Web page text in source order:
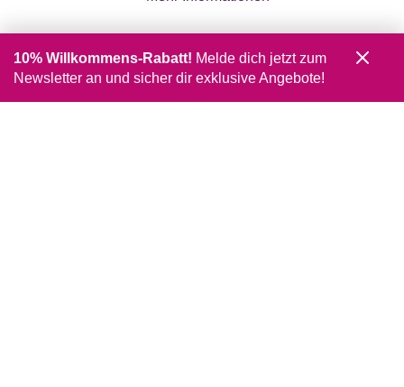
10% Willkommens-Rabatt! Melde dich jetzt zum
Newsletter an und sicher dir exklusive Angebote!